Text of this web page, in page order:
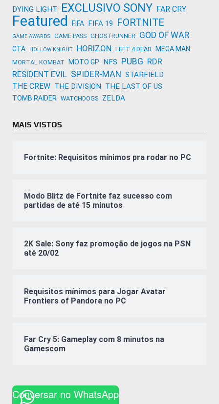
DYING LIGHT EXCLUSIVO SONY FAR CRY
Featured FIFA FIFA 19 FORTNITE
GAME AWARDS GAME PASS GHOSTRUNNER GOD OF WAR
GTA HOLLOW KNIGHT HORIZON LEFT 4 DEAD MEGA MAN
MORTAL KOMBAT MOTO GP NFS PUBG RDR
RESIDENT EVIL SPIDER-MAN STARFIELD
THE CREW THE DIVISION THE LAST OF US
TOMB RAIDER WATCHDOGS ZELDA
MAIS VISTOS
Fortnite: Requisitos mínimos pra rodar no PC
Modo Blitz de Fortnite faz sucesso com
partidas de até 15 minutos
2K Sale: Sony faz promoção de jogos na PSN
até 20/02
Requisitos mínimos para Jogar Avatar
Frontiers of Pandora no PC
Far Cry 5: Gameplay com 8 minutos na
Gamescom
Conversar no WhatsApp